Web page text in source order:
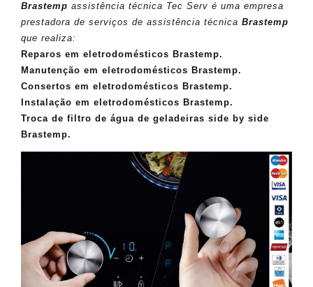
Brastemp assistência técnica Tec Serv é uma empresa
prestadora de serviços de assistência técnica Brastemp
que realiza:
Reparos em eletrodomésticos Brastemp.
Manutenção em eletrodomésticos Brastemp.
Consertos em eletrodomésticos Brastemp.
Instalação em eletrodomésticos Brastemp.
Troca de filtro de água de geladeiras side by side
Brastemp.